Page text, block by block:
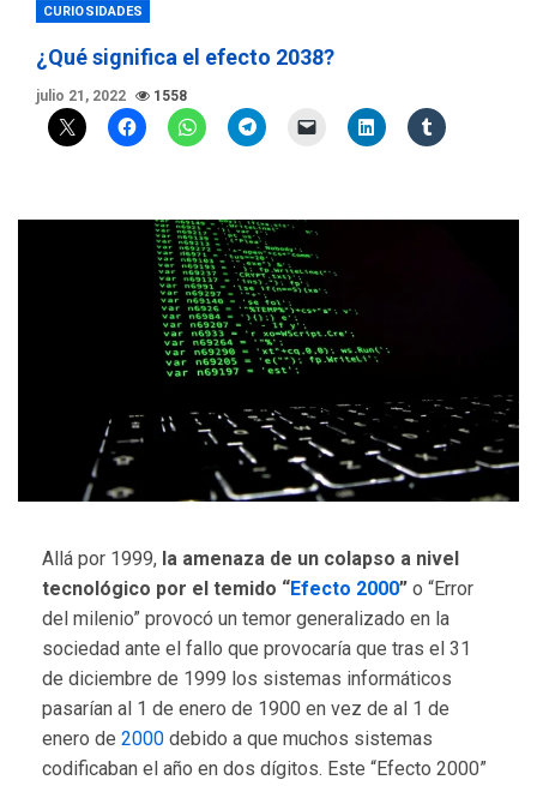
CURIOSIDADES
¿Qué significa el efecto 2038?
julio 21, 2022 1558
Allá por 1999, la amenaza de un colapso a nivel
tecnológico por el temido “Efecto 2000” o “Error
del milenio” provocó un temor generalizado en la
sociedad ante el fallo que provocaría que tras el 31
de diciembre de 1999 los sistemas informáticos
pasarían al 1 de enero de 1900 en vez de al 1 de
enero de 2000 debido a que muchos sistemas
codificaban el año en dos dígitos. Este “Efecto 2000”